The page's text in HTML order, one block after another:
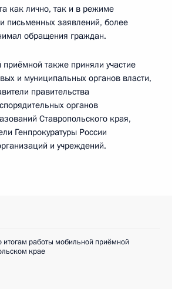
как лично, так и в режиме
письменных заявлений, более
обращения граждан.
также приняли участие
и муниципальных органов власти,
правительства
органов
Ставропольского края,
Генпрокуратуры России
и учреждений.
итогам работы мобильной приёмной
крае